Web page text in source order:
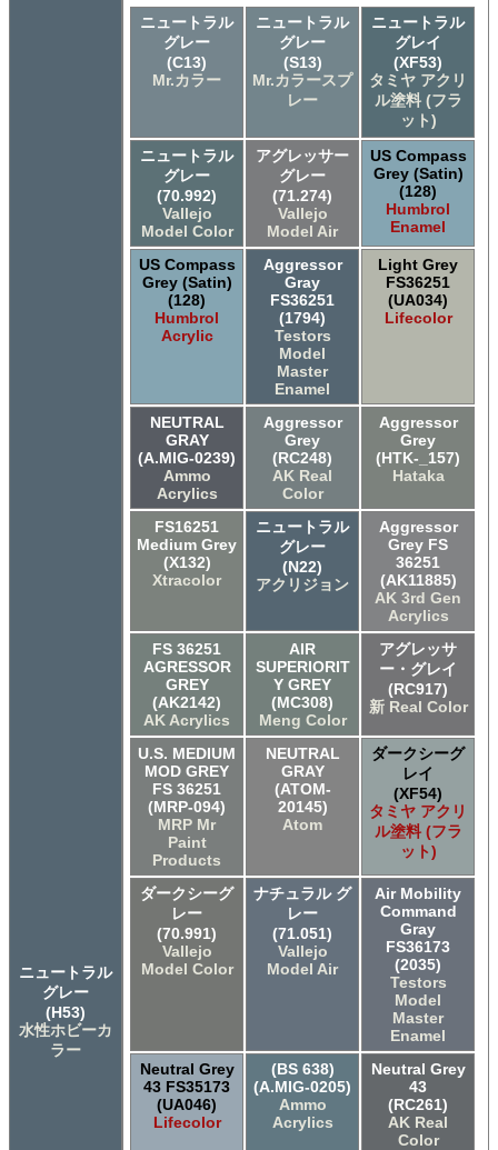
ニュートラル
グレー
(H53)
水性ホビーカ
ラー
ニュートラル
グレー
(C13)
Mr.カラー
ニュートラル
グレー
(S13)
Mr.カラースプ
レー
ニュートラル
グレイ
(XF53)
タミヤ アクリ
ル塗料 (フラ
ット)
ニュートラル
グレー
(70.992)
Vallejo
Model Color
アグレッサー
グレー
(71.274)
Vallejo
Model Air
US Compass
Grey (Satin)
(128)
Humbrol
Enamel
US Compass
Grey (Satin)
(128)
Humbrol
Acrylic
Aggressor
Gray
FS36251
(1794)
Testors
Model
Master
Enamel
Light Grey
FS36251
(UA034)
Lifecolor
NEUTRAL
GRAY
(A.MIG-0239)
Ammo
Acrylics
Aggressor
Grey
(RC248)
AK Real
Color
Aggressor
Grey
(HTK-_157)
Hataka
FS16251
Medium Grey
(X132)
Xtracolor
ニュートラル
グレー
(N22)
アクリジョン
Aggressor
Grey FS
36251
(AK11885)
AK 3rd Gen
Acrylics
FS 36251
AGRESSOR
GREY
(AK2142)
AK Acrylics
AIR
SUPERIORIT
Y GREY
(MC308)
Meng Color
アグレッサ
ー・グレイ
(RC917)
新 Real Color
U.S. MEDIUM
MOD GREY
FS 36251
(MRP-094)
MRP Mr
Paint
Products
NEUTRAL
GRAY
(ATOM-
20145)
Atom
ダークシーグ
レイ
(XF54)
タミヤ アクリ
ル塗料 (フラ
ット)
ダークシーグ
レー
(70.991)
Vallejo
Model Color
ナチュラル グ
レー
(71.051)
Vallejo
Model Air
Air Mobility
Command
Gray
FS36173
(2035)
Testors
Model
Master
Enamel
Neutral Grey
43 FS35173
(UA046)
Lifecolor
(BS 638)
(A.MIG-0205)
Ammo
Acrylics
Neutral Grey
43
(RC261)
AK Real
Color